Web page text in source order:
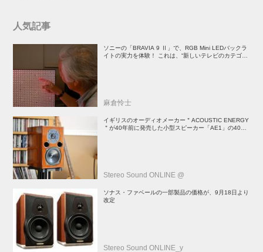
人気記事
ソニーの「BRAVIA 9 Ⅱ」で、RGB Mini LEDバックラ
イトの実力を体験！ これは、“新しいテレビのカテゴリ
麻倉怜士
イギリスのオーディオメーカー＂ACOUSTIC ENERGY
＂が40年前に発売した小型スピーカー「AE1」の40周
Stereo Sound ONLINE @
ソナス・ファベールの一部製品の価格が、9月18日より
改定
Stereo Sound ONLINE_y